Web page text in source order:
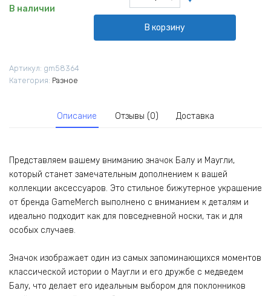
В наличии
товара
Балу
и
В корзину
Артикул: gm58364
Категория: Разное
Описание Отзывы (0) Доставка
Представляем вашему вниманию значок Балу и Маугли,
который станет замечательным дополнением к вашей
коллекции аксессуаров. Это стильное бижутерное украшение
от бренда GameMerch выполнено с вниманием к деталям и
идеально подходит как для повседневной носки, так и для
особых случаев.
Значок изображает один из самых запоминающихся моментов
классической истории о Маугли и его дружбе с медведем
Балу, что делает его идеальным выбором для поклонников